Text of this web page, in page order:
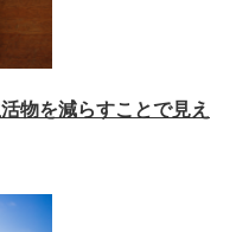
物を減らすことで見え